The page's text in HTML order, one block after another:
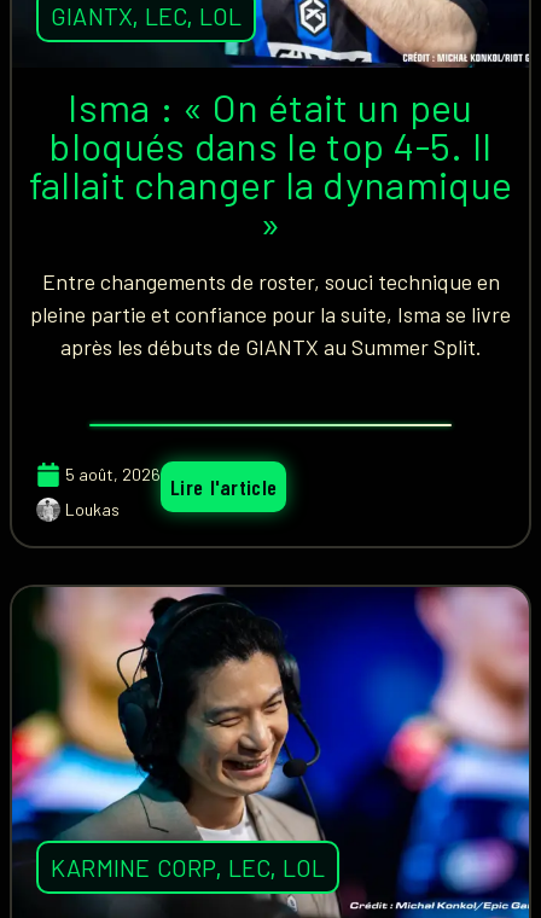
GIANTX, LEC, LOL
Isma : « On était un peu
bloqués dans le top 4-5. Il
fallait changer la dynamique
»
Entre changements de roster, souci technique en
pleine partie et confiance pour la suite, Isma se livre
après les débuts de GIANTX au Summer Split.
5 août, 2026
Loukas
Lire l'article
KARMINE CORP, LEC, LOL